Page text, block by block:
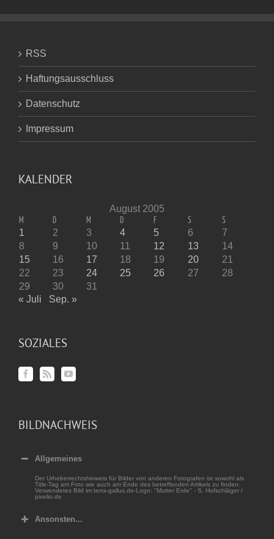
RSS
Haftungsausschluss
Datenschutz
Impressum
KALENDER
August 2005
M D M D F S S
1 2 3 4 5 6
7
8
9 10 11 12 13
14
15
16 17 18 19 20
21
22
23 24 25 26 27
28
29
30
31
« Juli
Sep. »
SOZIALES
BILDNACHWEIS
Allgemeines
Der Urheberrechtshinweis für Bilder von anderen Fotografen ist sowohl als
Title-Tag am Foto wie auch am Ende des betreffenden Artikels zu finden.
Verwendetes Bild im terra-gallus.de-Logo: "Mutter Erde" - S. Hofschläger /
pixelio.de
Ansonsten...